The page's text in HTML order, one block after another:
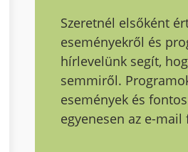
Szeretnél elsőként
eseményekről és
hírlevelünk segít,
semmiről.
események és
egyenesen az e-mail